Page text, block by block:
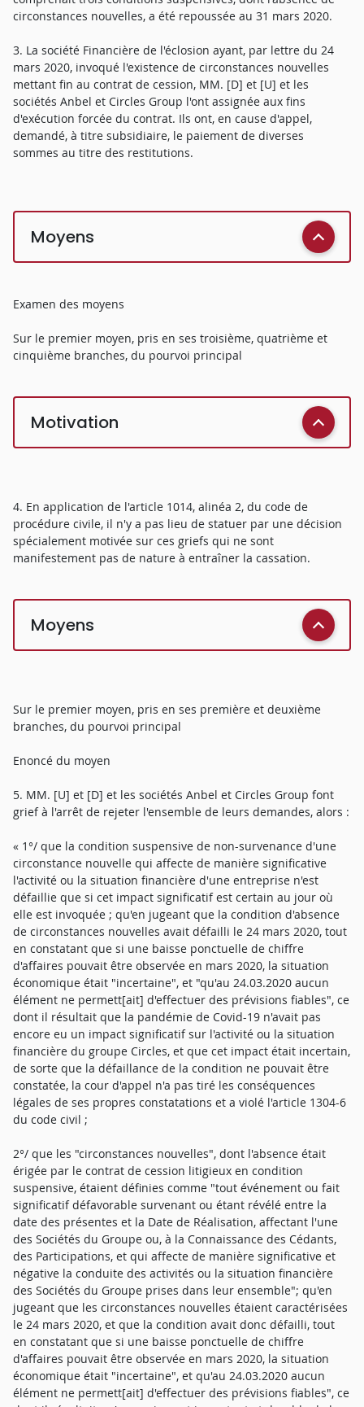
circonstances nouvelles, a été repoussée au 31 mars 2020.
3. La société Financière de l'éclosion ayant, par lettre du 24
mars 2020, invoqué l'existence de circonstances nouvelles
mettant fin au contrat de cession, MM. [D] et [U] et les
sociétés Anbel et Circles Group l'ont assignée aux fins
d'exécution forcée du contrat. Ils ont, en cause d'appel,
demandé, à titre subsidiaire, le paiement de diverses
sommes au titre des restitutions.
Moyens
Examen des moyens
Sur le premier moyen, pris en ses troisième, quatrième et
cinquième branches, du pourvoi principal
Motivation
4. En application de l'article 1014, alinéa 2, du code de
procédure civile, il n'y a pas lieu de statuer par une décision
spécialement motivée sur ces griefs qui ne sont
manifestement pas de nature à entraîner la cassation.
Moyens
Sur le premier moyen, pris en ses première et deuxième
branches, du pourvoi principal
Enoncé du moyen
5. MM. [U] et [D] et les sociétés Anbel et Circles Group font
grief à l'arrêt de rejeter l'ensemble de leurs demandes, alors :
« 1°/ que la condition suspensive de non-survenance d'une
circonstance nouvelle qui affecte de manière significative
l'activité ou la situation financière d'une entreprise n'est
défaillie que si cet impact significatif est certain au jour où
elle est invoquée ; qu'en jugeant que la condition d'absence
de circonstances nouvelles avait défailli le 24 mars 2020, tout
en constatant que si une baisse ponctuelle de chiffre
d'affaires pouvait être observée en mars 2020, la situation
économique était "incertaine", et "qu'au 24.03.2020 aucun
élément ne permett[ait] d'effectuer des prévisions fiables", ce
dont il résultait que la pandémie de Covid-19 n'avait pas
encore eu un impact significatif sur l'activité ou la situation
financière du groupe Circles, et que cet impact était incertain,
de sorte que la défaillance de la condition ne pouvait être
constatée, la cour d'appel n'a pas tiré les conséquences
légales de ses propres constatations et a violé l'article 1304-6
du code civil ;
2°/ que les "circonstances nouvelles", dont l'absence était
érigée par le contrat de cession litigieux en condition
suspensive, étaient définies comme "tout événement ou fait
significatif défavorable survenant ou étant révélé entre la
date des présentes et la Date de Réalisation, affectant l'une
des Sociétés du Groupe ou, à la Connaissance des Cédants,
des Participations, et qui affecte de manière significative et
négative la conduite des activités ou la situation financière
des Sociétés du Groupe prises dans leur ensemble"; qu'en
jugeant que les circonstances nouvelles étaient caractérisées
le 24 mars 2020, et que la condition avait donc défailli, tout
en constatant que si une baisse ponctuelle de chiffre
d'affaires pouvait être observée en mars 2020, la situation
économique était "incertaine", et qu'au 24.03.2020 aucun
élément ne permett[ait] d'effectuer des prévisions fiables", ce